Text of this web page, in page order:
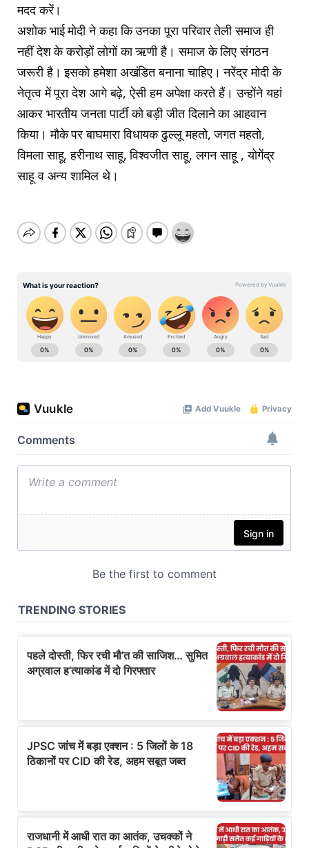
मदद करें।
अशोक भाई मोदी ने कहा कि उनका पूरा परिवार तेली समाज ही
नहीं देश के करोड़ों लोगों का ऋणी है। समाज के लिए संगठन
जरूरी है। इसको हमेशा अखंडित बनाना चाहिए। नरेंद्र मोदी के
नेतृत्व में पूरा देश आगे बढ़े, ऐसी हम अपेक्षा करते हैं। उन्होंने यहां
आकर भारतीय जनता पार्टी को बड़ी जीत दिलाने का आहवान
किया। मौके पर बाघमारा विधायक ढुल्लू महतो, जगत महतो,
विमला साहू, हरीनाथ साहू, विश्वजीत साहू, लगन साहू , योगेंद्र
साहू व अन्य शामिल थे।